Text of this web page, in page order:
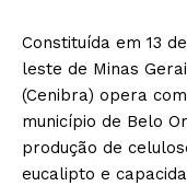
Constituída em 13
leste de Minas
(Cenibra) opera
município de Belo
produção de
eucalipto e